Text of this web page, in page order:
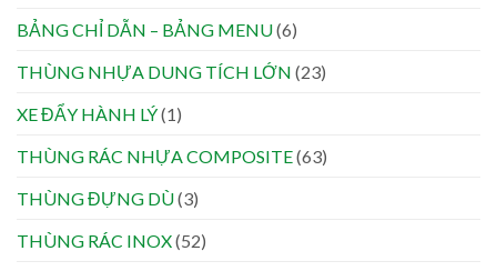
BẢNG CHỈ DẪN – BẢNG MENU(6)
THÙNG NHỰA DUNG TÍCH LỚN (23)
XE ĐẨY HÀNH LÝ(1)
THÙNG RÁC NHỰA COMPOSITE(63)
THÙNG ĐỰNG DÙ(3)
THÙNG RÁC INOX(52)